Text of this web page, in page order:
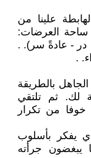
علينا من
ساحة العرضات:
در - عادةً سر). .
.
بالطريقة
لك. ثم تلتقي
خوفا من تكرار
يفكر بأسلوب
يبغضون جرأته